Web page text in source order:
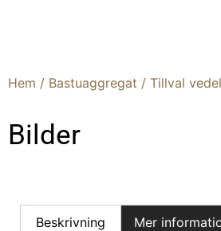
Hem / Bastuaggregat / Tillval
Bilder
Beskrivning Mer